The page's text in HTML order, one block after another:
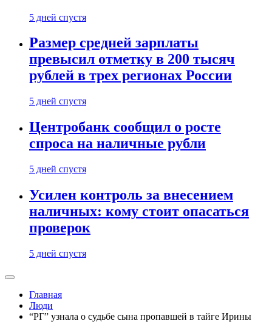
5 дней спустя
Размер средней зарплаты
превысил отметку в 200 тысяч
рублей в трех регионах России
5 дней спустя
Центробанк сообщил о росте
спроса на наличные рубли
5 дней спустя
Усилен контроль за внесением
наличных: кому стоит опасаться
проверок
5 дней спустя
Главная
Люди
“РГ” узнала о судьбе сына пропавшей в тайге Ирины